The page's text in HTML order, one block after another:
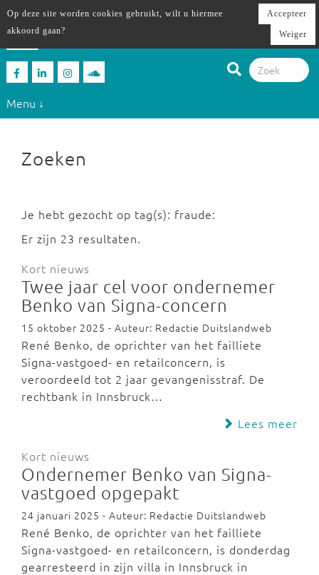
Menu ↓
Zoeken
Je hebt gezocht op tag(s): fraude:
Er zijn 23 resultaten.
Kort nieuws
Twee jaar cel voor ondernemer
Benko van Signa-concern
15 oktober 2025 - Auteur: Redactie Duitslandweb
René Benko, de oprichter van het failliete
Signa-vastgoed- en retailconcern, is
veroordeeld tot 2 jaar gevangenisstraf. De
rechtbank in Innsbruck…
Lees meer
Kort nieuws
Ondernemer Benko van Signa-
vastgoed opgepakt
24 januari 2025 - Auteur: Redactie Duitslandweb
René Benko, de oprichter van het failliete
Signa-vastgoed- en retailconcern, is donderdag
gearresteerd in zijn villa in Innsbruck in
Op deze site worden cookies gebruikt, wilt u hiermee
akkoord gaan?
Accepteer
Weiger